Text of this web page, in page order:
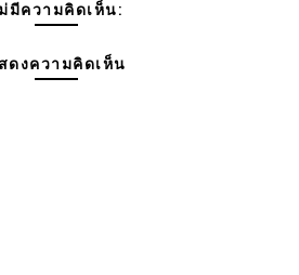
มีความคิดเห็น:
ดงความคิดเห็น